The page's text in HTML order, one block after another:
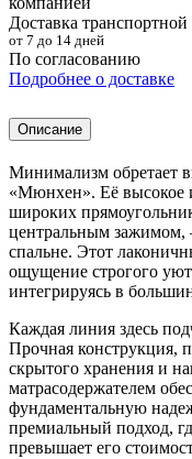
Доставка
от 7 до 14 дней
По согласованию
Подробнее о доставке
Описание
Минимализм обретает
«Мюнхен». Её высокое
широких
центральным зажимом,
спальне. Этот
ощущение строгого
интегрируясь в
Каждая линия здесь
Прочная конструкция,
скрытого хранения и
матрасодержателем
фундаментальную
премиальный подход,
превышает его